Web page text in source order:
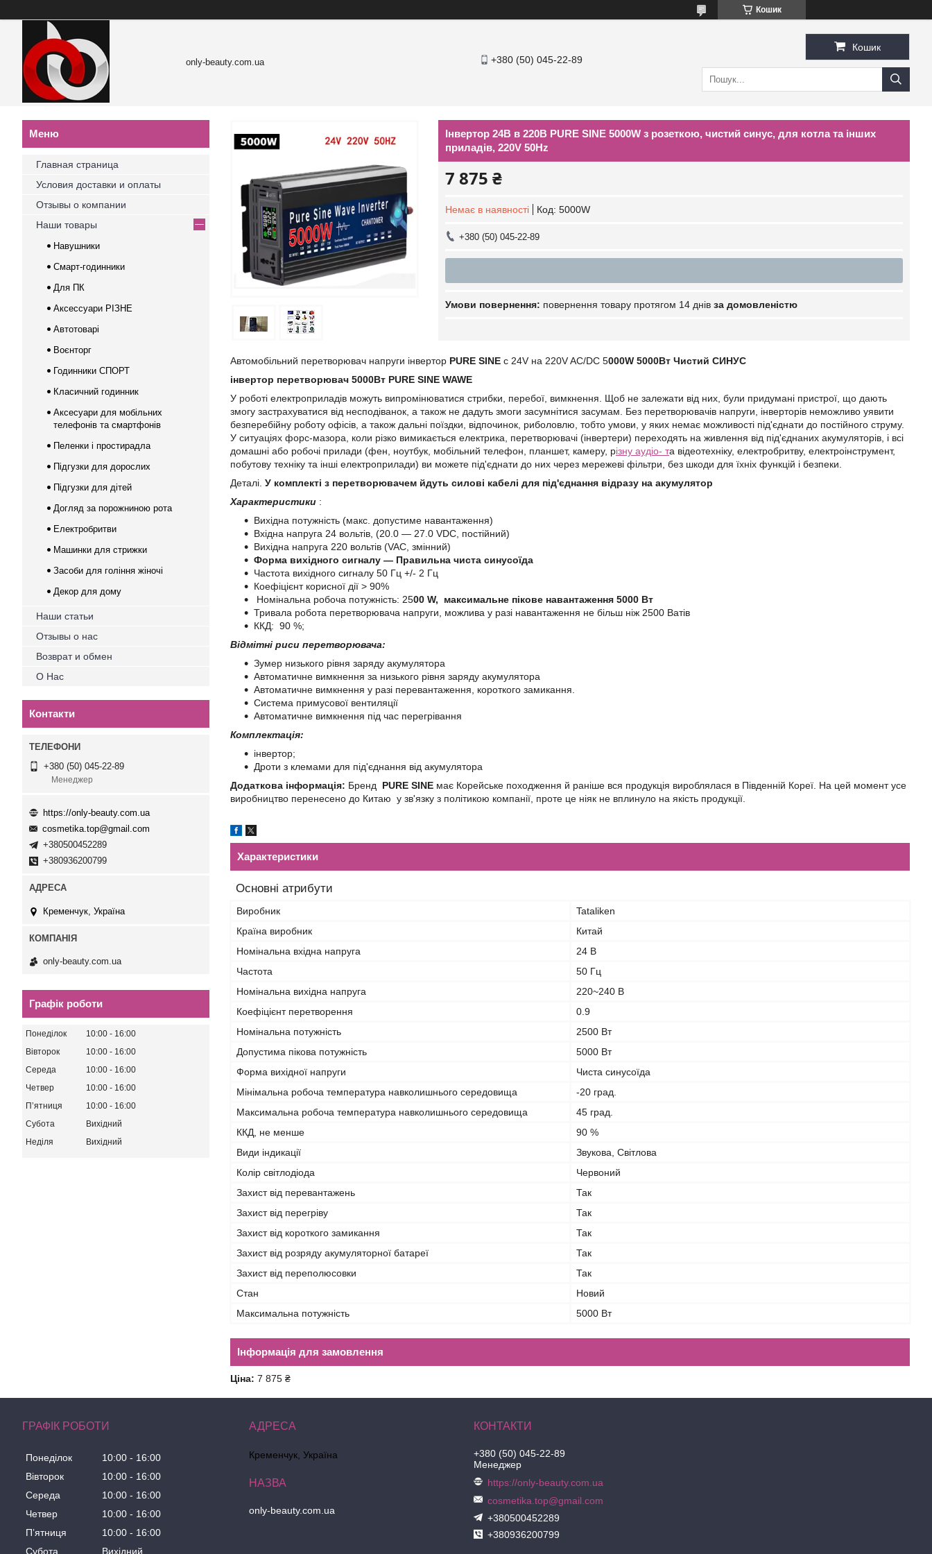
Кошик
only-beauty.com.ua +380 (50) 045-22-89
Кошик
Інвертор 24В в 220В PURE SINE 5000W з розеткою, чистий синус, для котла та інших
приладів, 220V 50Hz
7 875 ₴
Немає в наявності Код: 5000W
+380 (50) 045-22-89
повернення товару протягом 14 днів за домовленістю
Автомобільний перетворювач напруги інвертор PURE SINE с 24V на 220V AC/DС 5000W 5000Вт Чистий СИНУС
інвертор перетворювач 5000Вт PURE SINE WAWE
У роботі електроприладів можуть випромінюватися стрибки, перебої, вимкнення. Щоб не залежати від них, були придумані пристрої, що дають
змогу застрахуватися від несподіванок, а також не дадуть змоги засумнітися засумам. Без перетворювачів напруги, інверторів неможливо уявити
безперебійну роботу офісів, а також дальні поїздки, відпочинок, риболовлю, тобто умови, у яких немає можливості під'єднати до постійного струму.
У ситуаціях форс-мазора, коли різко вимикається електрика, перетворювачі (інвертери) переходять на живлення від під'єднаних акумуляторів, і всі
домашні або робочі прилади (фен, ноутбук, мобільний телефон, планшет, камеру, різну аудіо- та відеотехніку, електробритву, електроінструмент,
побутову техніку та інші електроприлади) ви можете під'єднати до них через мережеві фільтри, без шкоди для їхніх функцій і безпеки.
Деталі. У комплекті з перетворювачем йдуть силові кабелі для під'єднання відразу на акумулятор
Характеристики :
Вихідна потужність (макс. допустиме навантаження)
Вхідна напруга 24 вольтів, (20.0 — 27.0 VDC, постійний)
Вихідна напруга 220 вольтів (VAC, змінний)
Форма вихідного сигналу — Правильна чиста синусоїда
Частота вихідного сигналу 50 Гц +/- 2 Гц
Коефіцієнт корисної дії > 90%
Номінальна робоча потужність: 2500 W, максимальне пікове навантаження 5000 Вт
Тривала робота перетворювача напруги, можлива у разі навантаження не більш ніж 2500 Ватів
ККД: 90 %;
Відмітні риси перетворювача:
Зумер низького рівня заряду акумулятора
Автоматичне вимкнення за низького рівня заряду акумулятора
Автоматичне вимкнення у разі перевантаження, короткого замикання.
Система примусової вентиляції
Автоматичне вимкнення під час перегрівання
Комплектація:
інвертор;
Дроти з клемами для під'єднання від акумулятора
Додаткова інформація: Бренд PURE SINE має Корейське походження й раніше вся продукція вироблялася в Південній Кореї. На цей момент усе
виробництво перенесено до Китаю у зв'язку з політикою компанії, проте це ніяк не вплинуло на якість продукції.
Характеристики
Основні атрибути
Виробник
Tataliken
Країна виробник
Китай
Номінальна вхідна напруга
24 В
Частота
50 Гц
Номінальна вихідна напруга
220~240 В
Коефіцієнт перетворення
0.9
Номінальна потужність
2500 Вт
Допустима пікова потужність
5000 Вт
Форма вихідної напруги
Чиста синусоїда
Мінімальна робоча температура навколишнього середовища
-20 град.
Максимальна робоча температура навколишнього середовища
45 град.
ККД, не менше
90 %
Види індикації
Звукова, Світлова
Колір світлодіода
Червоний
Захист від перевантажень
Так
Захист від перегріву
Так
Захист від короткого замикання
Так
Захист від розряду акумуляторної батареї
Так
Захист від переполюсовки
Так
Стан
Новий
Максимальна потужність
5000 Вт
Інформація для замовлення
Ціна: 7 875 ₴
Главная страница
Условия доставки и оплаты
Отзывы о компании
Наши товары
Навушники
Смарт-годинники
Для ПК
Аксессуари РІЗНЕ
Автотоварі
Воєнторг
Годинники СПОРТ
Класичний годинник
Аксесуари для мобільних
телефонів та смартфонів
Пеленки і простирадла
Підгузки для дорослих
Підгузки для дітей
Догляд за порожниною рота
Електробритви
Машинки для стрижки
Засоби для гоління жіночі
Декор для дому
Наши статьи
Отзывы о нас
Возврат и обмен
О Нас
Контакти
+380 (50) 045-22-89
Менеджер
https://only-beauty.com.ua
cosmetika.top@gmail.com
+380500452289
+380936200799
Кременчук, Україна
only-beauty.com.ua
Графік роботи
Понеділок 10:00
16:00
Вівторок
10:00
16:00
Середа
10:00
16:00
Четвер
10:00
16:00
Пʼятниця
10:00
16:00
Субота
Вихідний
Неділя
Вихідний
ГРАФІК РОБОТИ
Понеділок 10:00
16:00
Вівторок
10:00
16:00
Середа
10:00
16:00
Четвер
10:00
16:00
Пʼятниця
10:00
16:00
Субота
Вихідний
Кременчук, Україна
only-beauty.com.ua
+380 (50) 045-22-89
Менеджер
https://only-beauty.com.ua
cosmetika.top@gmail.com
+380500452289
+380936200799